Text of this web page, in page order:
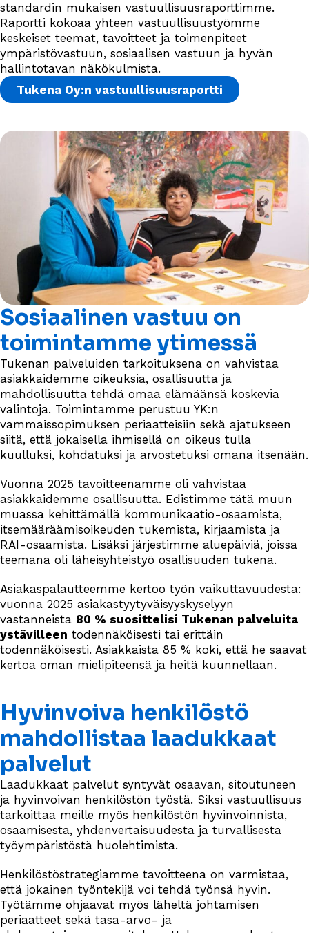
standardin mukaisen vastuullisuusraporttimme.
Raportti kokoaa yhteen vastuullisuustyömme
keskeiset teemat, tavoitteet ja toimenpiteet
ympäristövastuun, sosiaalisen vastuun ja hyvän
hallintotavan näkökulmista.
Tukena Oy:n vastuullisuusraportti
Sosiaalinen vastuu on
toimintamme ytimessä
Tukenan palveluiden tarkoituksena on vahvistaa
asiakkaidemme oikeuksia, osallisuutta ja
mahdollisuutta tehdä omaa elämäänsä koskevia
valintoja. Toimintamme perustuu YK:n
vammaissopimuksen periaatteisiin sekä ajatukseen
siitä, että jokaisella ihmisellä on oikeus tulla
kuulluksi, kohdatuksi ja arvostetuksi omana itsenään.
Vuonna 2025 tavoitteenamme oli vahvistaa
asiakkaidemme osallisuutta. Edistimme tätä muun
muassa kehittämällä kommunikaatio-osaamista,
itsemääräämisoikeuden tukemista, kirjaamista ja
RAI-osaamista. Lisäksi järjestimme aluepäiviä, joissa
teemana oli läheisyhteistyö osallisuuden tukena.
Asiakaspalautteemme kertoo työn vaikuttavuudesta:
vuonna 2025 asiakastyytyväisyyskyselyyn
vastanneista 80 % suosittelisi Tukenan palveluita
ystävilleen todennäköisesti tai erittäin
todennäköisesti. Asiakkaista 85 % koki, että he saavat
kertoa oman mielipiteensä ja heitä kuunnellaan.
Hyvinvoiva henkilöstö
mahdollistaa laadukkaat
palvelut
Laadukkaat palvelut syntyvät osaavan, sitoutuneen
ja hyvinvoivan henkilöstön työstä. Siksi vastuullisuus
tarkoittaa meille myös henkilöstön hyvinvoinnista,
osaamisesta, yhdenvertaisuudesta ja turvallisesta
työympäristöstä huolehtimista.
Henkilöstöstrategiamme tavoitteena on varmistaa,
että jokainen työntekijä voi tehdä työnsä hyvin.
Työtämme ohjaavat myös läheltä johtamisen
periaatteet sekä tasa-arvo- ja